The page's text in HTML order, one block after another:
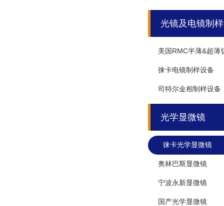
光镜及电镜制
美国RMC半薄&超薄
徕卡电镜制样设备
司特尔金相制样设备
光学显微镜
徕卡光学显微镜
奥林巴斯显微镜
宁波永新显微镜
国产光学显微镜